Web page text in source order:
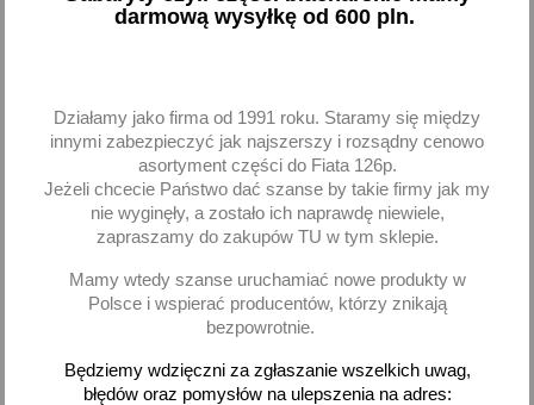
24,60 zł brutto
Dodaj
- +
17,35 zł brutto
Brak na stanie
favorite_border favorite_border
darmową wysyłkę od 600 pln.
Działamy jako firma od 1991 roku. Staramy się między
innymi zabezpieczyć jak najszerszy i rozsądny cenowo
asortyment części do Fiata 126p.
Jeżeli chcecie Państwo dać szanse by takie firmy jak my
nie wyginęły, a zostało ich naprawdę niewiele,
zapraszamy do zakupów TU w tym sklepie.
Mamy wtedy szanse uruchamiać nowe produkty w
Polsce i wspierać producentów, którzy znikają
bezpowrotnie.
Będziemy wdzięczni za zgłaszanie wszelkich uwag,
błędów oraz pomysłów na ulepszenia na adres: